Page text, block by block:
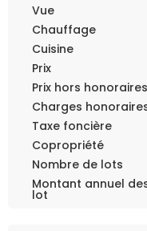
Vue
Chauffage
Cuisine
Prix
Prix hors honoraires
Charges
Taxe foncière
Copropriété
Nombre de lots
Montant annuel
lot